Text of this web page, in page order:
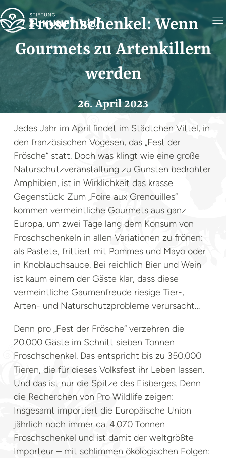
Froschschenkel: Wenn
Gourmets zu Artenkillern
werden
26. April 2023
Jedes Jahr im April findet im Städtchen Vittel, in
den französischen Vogesen, das „Fest der
Frösche“ statt. Doch was klingt wie eine große
Naturschutzveranstaltung zu Gunsten bedrohter
Amphibien, ist in Wirklichkeit das krasse
Gegenstück: Zum „Foire aux Grenouilles“
kommen vermeintliche Gourmets aus ganz
Europa, um zwei Tage lang dem Konsum von
Froschschenkeln in allen Variationen zu frönen:
als Pastete, frittiert mit Pommes und Mayo oder
in Knoblauchsauce. Bei reichlich Bier und Wein
ist kaum einem der Gäste klar, dass diese
vermeintliche Gaumenfreude riesige Tier-,
Arten- und Naturschutzprobleme verursacht…
Denn pro „Fest der Frösche“ verzehren die
20.000 Gäste im Schnitt sieben Tonnen
Froschschenkel. Das entspricht bis zu 350.000
Tieren, die für dieses Volksfest ihr Leben lassen.
Und das ist nur die Spitze des Eisberges. Denn
die Recherchen von Pro Wildlife zeigen:
Insgesamt importiert die Europäische Union
jährlich noch immer ca. 4.070 Tonnen
Froschschenkel und ist damit der weltgrößte
Importeur – mit schlimmen ökologischen Folgen: